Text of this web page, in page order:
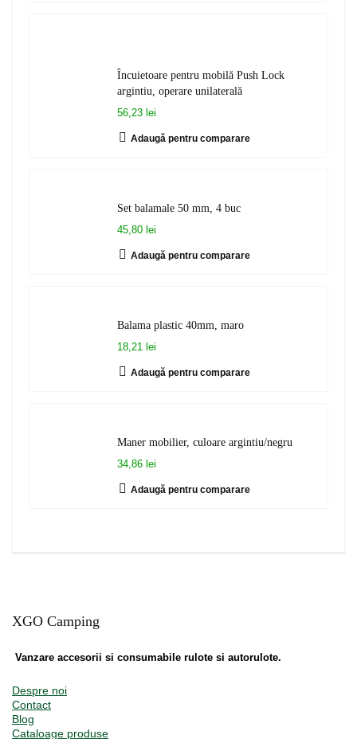
Încuietoare pentru mobilă Push Lock
argintiu, operare unilaterală
56,23 lei
Adaugă pentru comparare
Set balamale 50 mm, 4 buc
45,80 lei
Adaugă pentru comparare
Balama plastic 40mm, maro
18,21 lei
Adaugă pentru comparare
Maner mobilier, culoare argintiu/negru
34,86 lei
Adaugă pentru comparare
XGO Camping
Vanzare accesorii si consumabile rulote si autorulote.
Despre noi
Contact
Blog
Cataloage produse